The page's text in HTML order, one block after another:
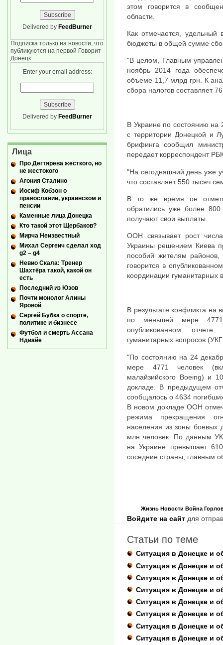
этом говорится в
области.
Как отмечается, удельный
бюджеты в общей сумме
"В целом, Главным
ноябрь 2014 года
объеме 11,7 млрд грн. К
сбора налогов составляет
В Украине по состоянию на
с территории Донецкой и
брифинга сообщил
передает корреспондент
"На сегодняшний день уже
что составляет 550 тысяч
В то же время он
обратились уже более
получают свои выплаты.
ООН связывает рост
Украины решением Киева
пособий жителям
говорится в
координации гуманитарных
В результате конфликта на
по меньшей мере
опубликованном
гуманитарных вопросов
"По состоянию на 24
мере 4771 человек
малайзийского Boeing) и
докладе. В предыдущем
сообщалось о 4634
В новом докладе ООН
режима прекращения
населения из зоны боевых
млн человек. По данным
на Украине превышает
соседние страны, главным
Жизнь Новости Война
Войдите на сайт для
Статьи по теме
Ситуация в Донецке и
Ситуация в Донецке и
Ситуация в Донецке и
Ситуация в Донецке и
Ситуация в Донецке и
Ситуация в Донецке и
Ситуация в Донецке и
Ситуация в Донецке и
Delivered by FeedBurner
Подписка только на новости, что
публикуются на первой Говорит
Донецк
Enter your email address:
Delivered by FeedBurner
Лица
Про Дегтярева жесткого, но
не жестокого
Агония Сталино
Иосиф Кобзон о
православии, украинском и
пенсии
Каменные лица Донецка
Кто такой этот Щербаков?
Мирча Неизвестный
Михал Сергеич сделал ход
g2 – g4
Невио Скала: Тренер
Шахтёра такой, какой он
есть
Последний из Юзов
Почти монолог Алины
Яровой
Сергей Бубка о спорте,
политике и бизнесе
Футбол и смерть Ассана
Ндиайе